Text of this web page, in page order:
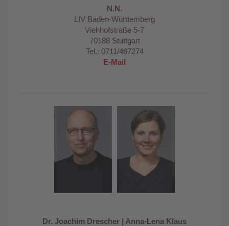
N.N.
LIV Baden-Württemberg
Viehhofstraße 5-7
70188 Stuttgart
Tel.: 0711/467274
E-Mail
Dr. Joachim Drescher | Anna-Lena Klaus